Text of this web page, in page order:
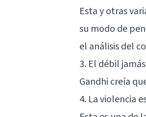
Esta y otras
su modo de
el análisis del
3. El débil
Gandhi creía
4. La violencia